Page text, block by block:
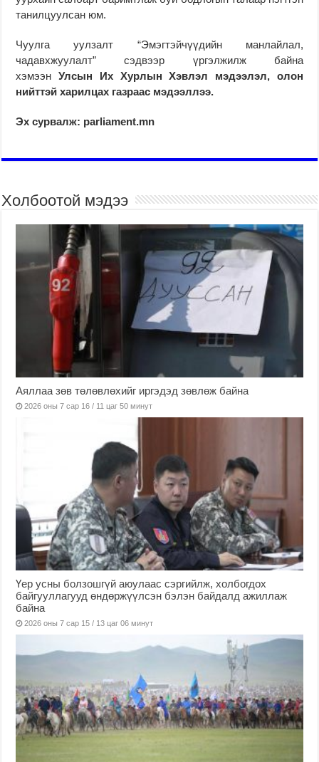
танилцуулсан юм.
Чуулга уулзалт “Эмэгтэйчүүдийн манлайлал,
чадавхжуулалт” сэдвээр үргэлжилж байна
хэмээн Улсын Их Хурлын Хэвлэл мэдээлэл, олон
нийттэй харилцах газраас мэдээллээ.
Эх сурвалж: parliament.mn
Холбоотой мэдээ
Аяллаа зөв төлөвлөхийг иргэдэд зөвлөж байна
2026 оны 7 сар 16 / 11 цаг 50 минут
Үер усны болзошгүй аюулаас сэргийлж, холбогдох
байгууллагууд өндөржүүлсэн бэлэн байдалд ажиллаж
байна
2026 оны 7 сар 15 / 13 цаг 06 минут